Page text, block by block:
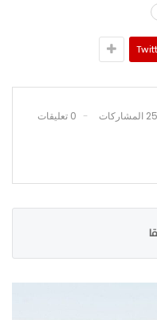
0 تعليقات